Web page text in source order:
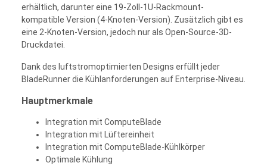
erhältlich, darunter eine 19-Zoll-1U-Rackmount-
kompatible Version (4-Knoten-Version). Zusätzlich gibt es
eine 2-Knoten-Version, jedoch nur als Open-Source-3D-
Druckdatei.
Dank des luftstromoptimierten Designs erfüllt jeder
BladeRunner die Kühlanforderungen auf Enterprise-Niveau.
Hauptmerkmale
Integration mit ComputeBlade
Integration mit Lüftereinheit
Integration mit ComputeBlade-Kühlkörper
Optimale Kühlung